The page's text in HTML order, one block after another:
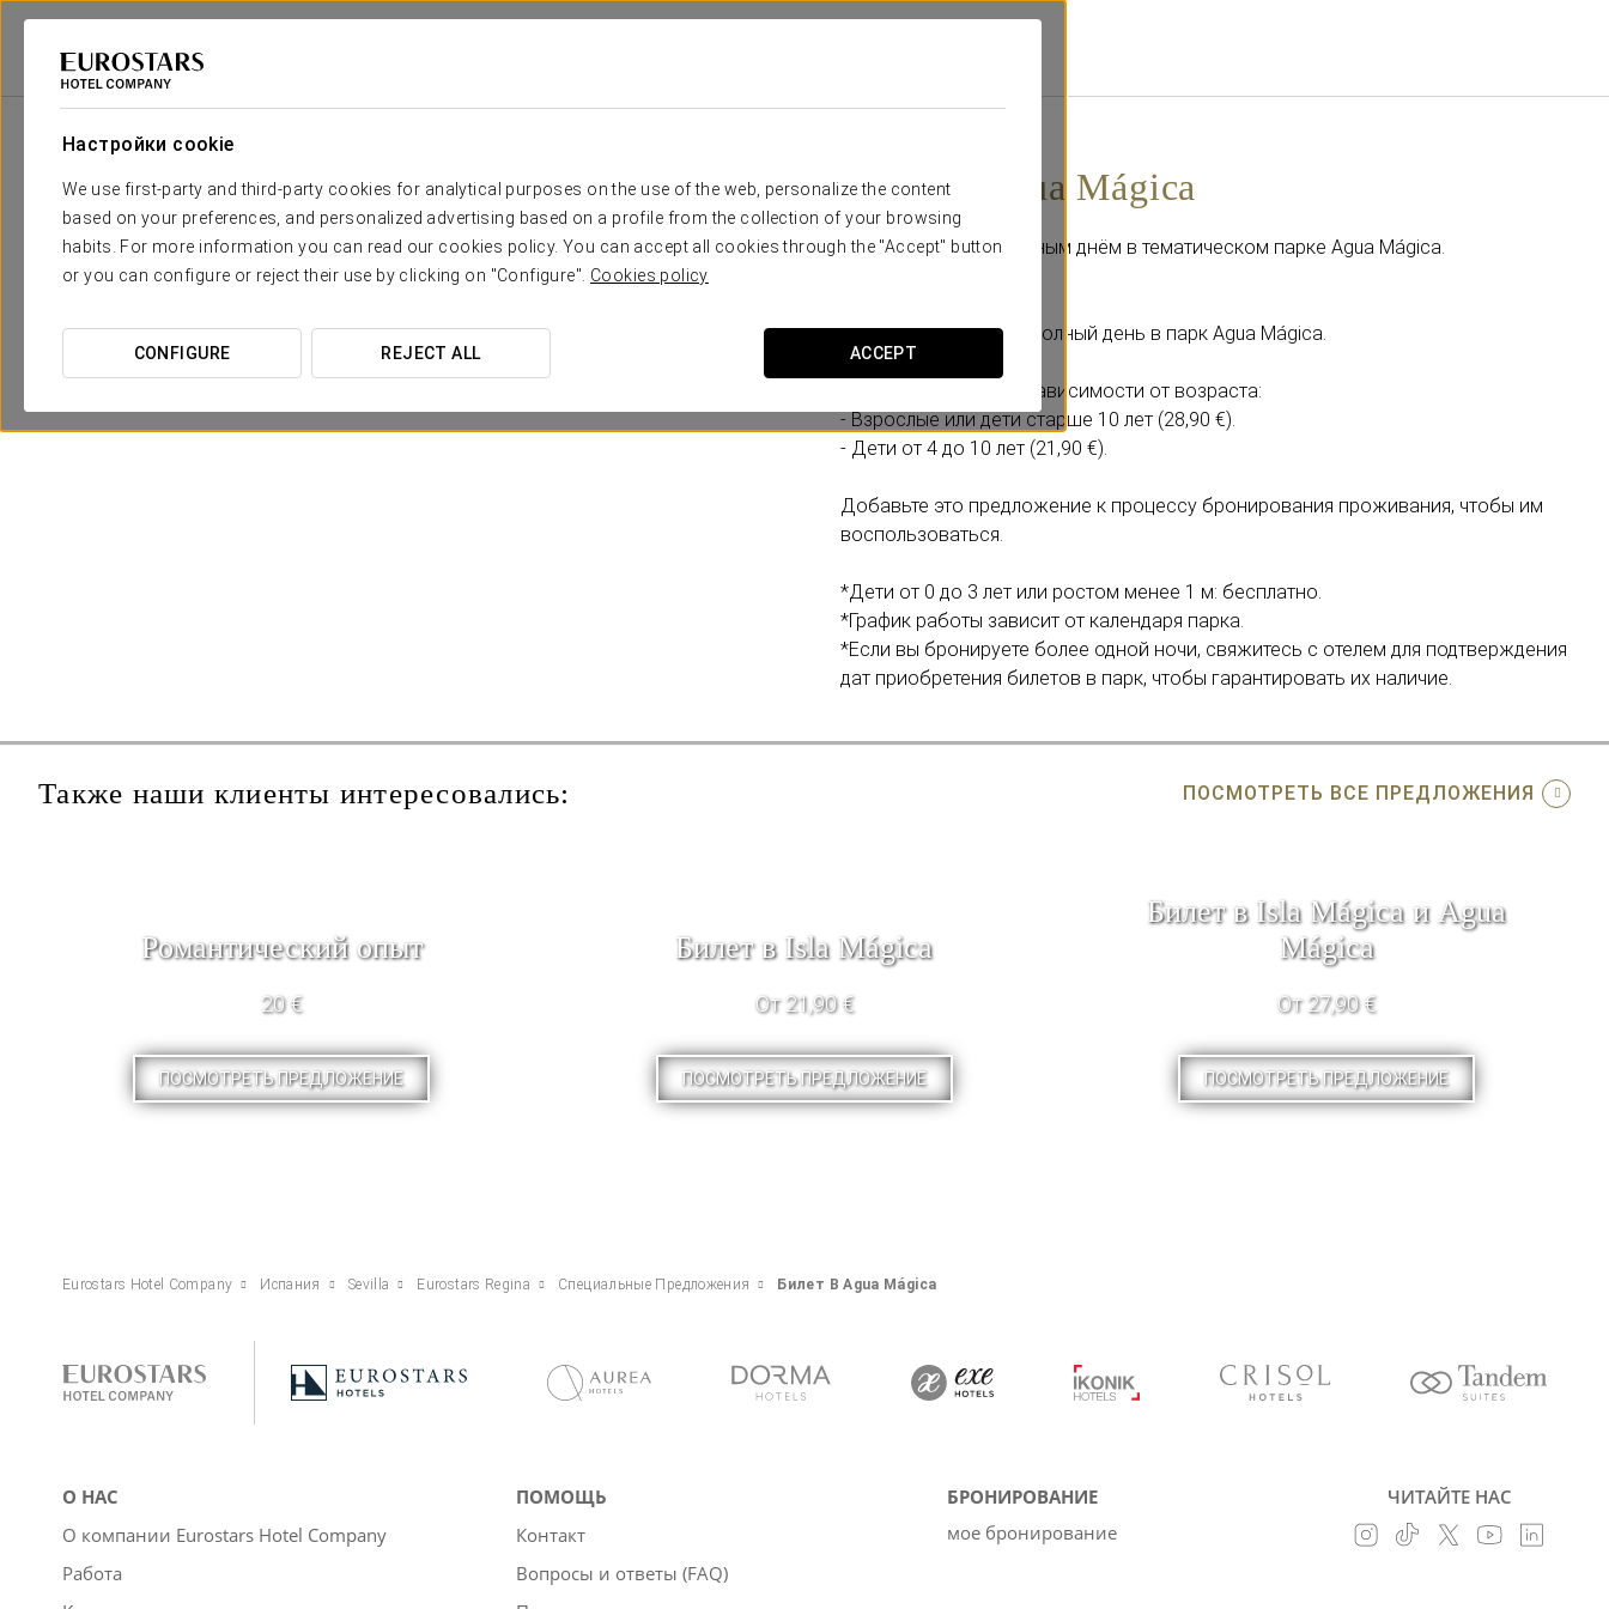
Настройки cookie
We use first-party and third-party cookies for analytical purposes on the use of the web, personalize the content
based on your preferences, and personalized advertising based on a profile from the collection of your browsing
habits. For more information you can read our cookies policy. You can accept all cookies through the "Accept" button
or you can configure or reject their use by clicking on "Configure". Cookies policy
CONFIGURE REJECT ALL ACCEPT
Eurostars Hotel Company
Билет в Agua Mágica
Насладитесь прекрасным днём в тематическом парке Agua Mágica.
- Входной билет на 1 полный день в парк Agua Mágica.
Выберите вариант в зависимости от возраста:
- Взрослые или дети старше 10 лет (28,90 €).
- Дети от 4 до 10 лет (21,90 €).
Добавьте это предложение к процессу бронирования проживания, чтобы им
воспользоваться.
*Дети от 0 до 3 лет или ростом менее 1 м: бесплатно.
*График работы зависит от календаря парка.
*Если вы бронируете более одной ночи, свяжитесь с отелем для подтверждения
дат приобретения билетов в парк, чтобы гарантировать их наличие.
Также наши клиенты интересовались: ПОСМОТРЕТЬ ВСЕ ПРЕДЛОЖЕНИЯ
Pомантический опыт
20 €
ПОСМОТРЕТЬ ПРЕДЛОЖЕНИЕ
Билет в Isla Mágica
От 21,90 €
ПОСМОТРЕТЬ ПРЕДЛОЖЕНИЕ
Билет в Isla Mágica и Agua
Mágica
От 27,90 €
ПОСМОТРЕТЬ ПРЕДЛОЖЕНИЕ
Eurostars Hotel Company Испания Sevilla Eurostars Regina Специальные Предложения Билет В Agua Mágica
О НАС
О компании Eurostars Hotel Company
Работа
ПОМОЩЬ
Контакт
Вопросы и ответы (FAQ)
БРОНИРОВАНИЕ
мое бронирование
ЧИТАЙТЕ НАС